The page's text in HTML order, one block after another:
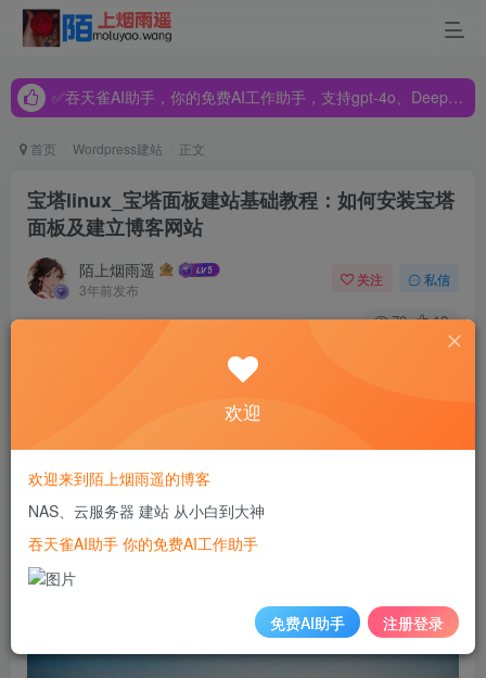
✅吞天雀AI助手，你的免费AI工作助手，支持gpt-4o、DeepSeek、Claude🔥🔥🔥🔥
✅吞天雀AI助手，你的免费AI工作助手，支持gpt-4o、DeepSeek、Claude🔥🔥🔥🔥
首页 Wordpress建站 正文
宝塔linux_宝塔面板建站基础教程：如何安装宝塔
面板及建立博客网站
陌上烟雨遥
3年前发布
关注 私信
79 12
大多数站长购买服务器特别是 Linux 服务器后一般都会选择
担心自己不懂得如何在云服务器上安装宝塔面板，又或者成
功安装了宝塔面板之后不懂得如何通过面板建立网站等，所
以今天 boke112 联盟就针对如何安装宝塔面板、如何建立博
客网站、采取哪些防护措施、如何备份及搬家、宝塔面板其
他常规操作等 5 个方面来跟大家说一说宝塔面板的使用。
欢迎
欢迎来到陌上烟雨遥的博客
NAS、云服务器 建站 从小白到大神
吞天雀AI助手 你的免费AI工作助手
免费AI助手 注册登录